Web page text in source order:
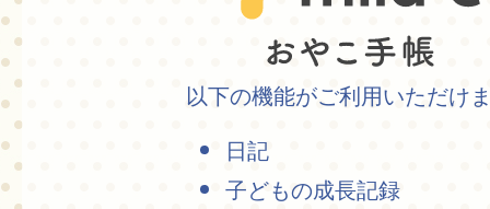
以下の機能がご利用いただけ
日記
子どもの成長記録